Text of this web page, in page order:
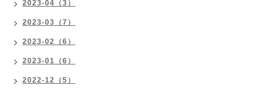
2023-04（3）
2023-03（7）
2023-02（6）
2023-01（6）
2022-12（5）